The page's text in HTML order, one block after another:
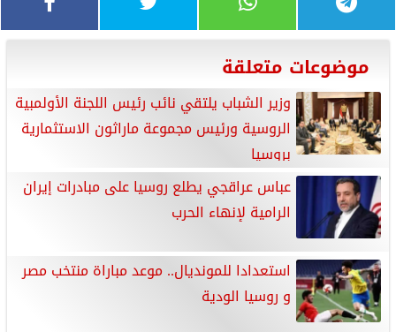
موضوعات متعلقة
وزير الشباب يلتقي نائب رئيس اللجنة الأولمبية
الروسية ورئيس مجموعة ماراثون الاستثمارية
بروسيا
عباس عراقجي يطلع روسيا على مبادرات إيران
الرامية لإنهاء الحرب
استعدادا للمونديال.. موعد مباراة منتخب مصر
و روسيا الودية